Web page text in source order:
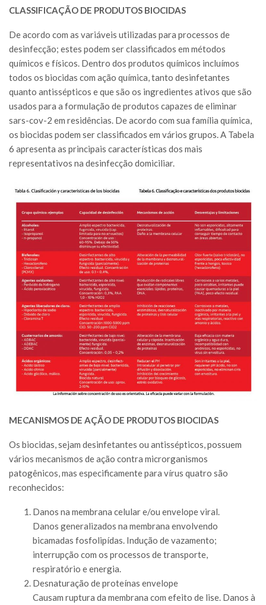
CLASSIFICAÇÃO DE PRODUTOS BIOCIDAS
De acordo com as variáveis utilizadas para processos de
desinfecção; estes podem ser classificados em métodos
químicos e físicos. Dentro dos produtos químicos incluímos
todos os biocidas com ação química, tanto desinfetantes
quanto antissépticos e que são os ingredientes ativos que são
usados para a formulação de produtos capazes de eliminar
sars-cov-2 em residências. De acordo com sua família química,
os biocidas podem ser classificados em vários grupos. A Tabela
6 apresenta as principais características dos mais
representativos na desinfecção domiciliar.
MECANISMOS DE AÇÃO DE PRODUTOS BIOCIDAS
Os biocidas, sejam desinfetantes ou antissépticos, possuem
vários mecanismos de ação contra microrganismos
patogênicos, mas especificamente para vírus quatro são
reconhecidos:
Danos na membrana celular e/ou envelope viral.
Danos generalizados na membrana envolvendo
bicamadas fosfolipídas. Indução de vazamento;
interrupção com os processos de transporte,
respiratório e energia.
Desnaturação de proteínas envelope
Causam ruptura da membrana com efeito de lise. Danos à